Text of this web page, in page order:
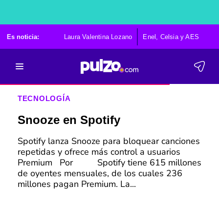
Es noticia: Laura Valentina Lozano Enel, Celsia y AES
TECNOLOGÍA
Snooze en Spotify
Spotify lanza Snooze para bloquear canciones
repetidas y ofrece más control a usuarios
Premium Por Spotify tiene 615 millones
de oyentes mensuales, de los cuales 236
millones pagan Premium. La...